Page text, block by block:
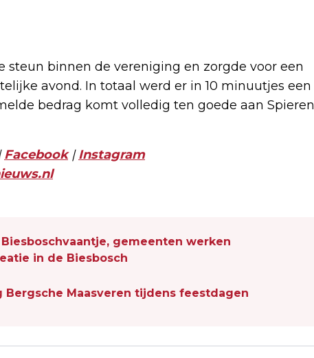
steun binnen de vereniging en zorgde voor een
avond. In totaal werd er in 10 minuutjes een
bedrag komt volledig ten goede aan Spieren
Facebook|Instagram
gemeenten werken
in de Biesbosch
Maasveren tijdens feestdagen